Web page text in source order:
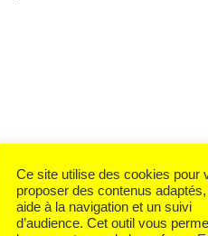
Ce site utilise des cookies pour
proposer des contenus
aide à la navigation et un suivi
d’audience. Cet outil vous